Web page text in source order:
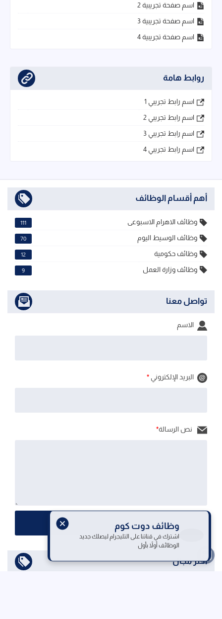
وظائف دوت كوم
اشترك في قناتنا على التليجرام ليصلك جديد
الوظائف أولاً بأول
اسم صفحة تجريبية 2
اسم صفحة تجريبية 3
اسم صفحة تجريبية 4
روابط هامة
اسم رابط تجريبي 1
اسم رابط تجريبي 2
اسم رابط تجريبي 3
اسم رابط تجريبي 4
أهم أقسام الوظائف
وظائف الاهرام الاسبوعى 111
وظائف الوسيط اليوم 70
وظائف حكومية 12
وظائف وزارة العمل 9
تواصل معنا
الاسم
البريد الإلكتروني *
نص الرسالة*
إرسال الرسالة
اختر مجال